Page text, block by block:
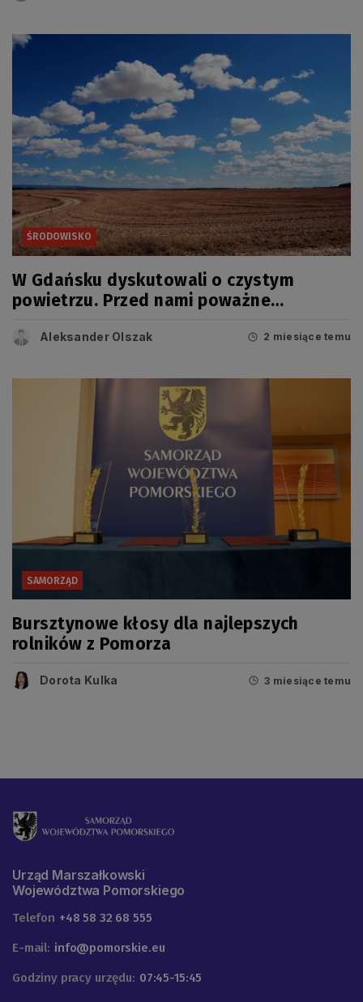
ŚRODOWISKO
W Gdańsku dyskutowali o czystym
powietrzu. Przed nami poważne
Aleksander Olszak 2 miesiące temu
SAMORZĄD
Bursztynowe kłosy dla najlepszych
rolników z Pomorza
Dorota Kulka 3 miesiące temu
Urząd Marszałkowski
Województwa Pomorskiego
Telefon +48 58 32 68 555
E-mail: info@pomorskie.eu
Godziny pracy urzędu: 07:45-15:45